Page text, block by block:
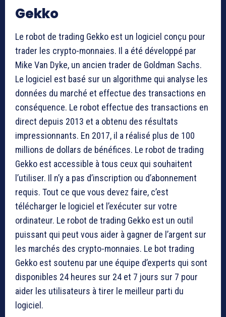
Gekko
Le robot de trading Gekko est un logiciel conçu pour
trader les crypto-monnaies. Il a été développé par
Mike Van Dyke, un ancien trader de Goldman Sachs.
Le logiciel est basé sur un algorithme qui analyse les
données du marché et effectue des transactions en
conséquence. Le robot effectue des transactions en
direct depuis 2013 et a obtenu des résultats
impressionnants. En 2017, il a réalisé plus de 100
millions de dollars de bénéfices. Le robot de trading
Gekko est accessible à tous ceux qui souhaitent
l’utiliser. Il n’y a pas d’inscription ou d’abonnement
requis. Tout ce que vous devez faire, c’est
télécharger le logiciel et l’exécuter sur votre
ordinateur. Le robot de trading Gekko est un outil
puissant qui peut vous aider à gagner de l’argent sur
les marchés des crypto-monnaies. Le bot trading
Gekko est soutenu par une équipe d’experts qui sont
disponibles 24 heures sur 24 et 7 jours sur 7 pour
aider les utilisateurs à tirer le meilleur parti du
logiciel.